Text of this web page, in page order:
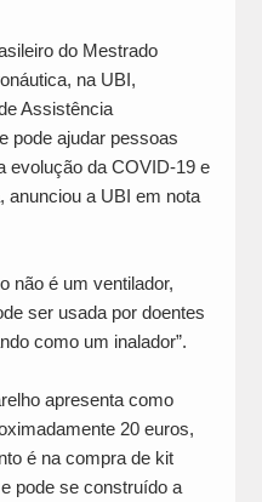
do Mestrado
na UBI,
Assistência
pode ajudar pessoas
evolução da COVID-19 e
anunciou a UBI em nota
não é um ventilador,
ser usada por doentes
como um inalador”.
apresenta como
20 euros,
é na compra de kit
pode se construído a